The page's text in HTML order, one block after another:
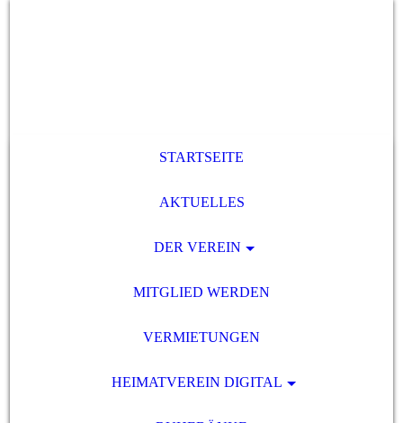
STARTSEITE
AKTUELLES
DER VEREIN
MITGLIED WERDEN
VERMIETUNGEN
HEIMATVEREIN DIGITAL